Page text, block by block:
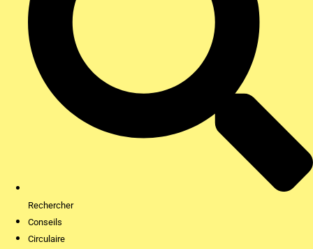
Rechercher
Conseils
Circulaire